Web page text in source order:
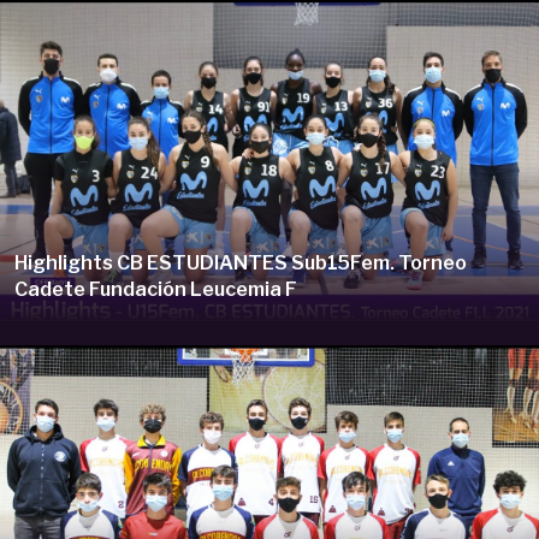
Highlights CB ESTUDIANTES Sub15Fem. Torneo
Cadete Fundación Leucemia F